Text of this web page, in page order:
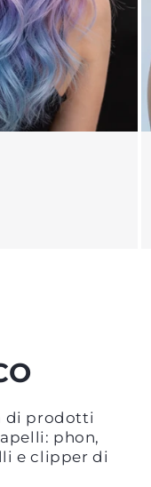
di prodotti
phon,
e clipper di